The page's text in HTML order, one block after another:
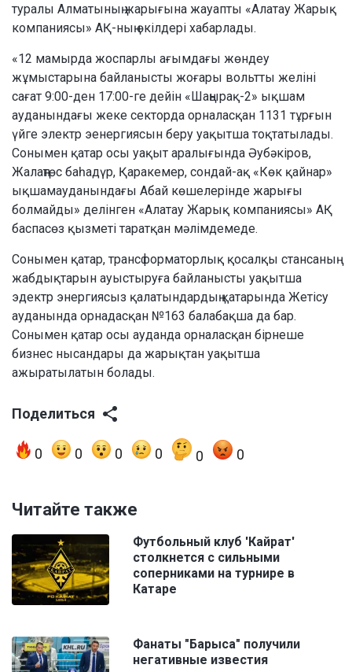
туралы Алматының жарығына жауапты «Алатау Жарық
компаниясы» АҚ-ның өкілдері хабарлады.
«12 мамырда жоспарлы ағымдағы жөндеу
жұмыстарына байланысты жоғары вольтты желіні
сағат 9:00-ден 17:00-ге дейін «Шаңырақ-2» ықшам
ауданындағы жеке секторда орналасқан 1131 тұрғын
үйге электр эенергиясын беру уақытша тоқтатылады.
Сонымен қатар осы уақыт аралығында Әубәкіров,
Жалаңтөс баһадүр, Қаракемер, сондай-ақ «Көк қайнар»
ықшамауданындағы Абай көшелерінде жарығы
болмайды» делінген «Алатау Жарық компаниясы» АҚ
баспасөз қызметі таратқан мәлімдемеде.
Сонымен қатар, трансформаторлық қосалқы стансаның
жабдықтарын ауыстыруға байланысты уақытша
эдектр энергиясыз қалатындардың қатарында Жетісу
ауданында орнадасқан №163 балабақша да бар.
Сонымен қатар осы ауданда орналасқан бірнеше
бизнес нысандары да жарықтан уақытша
ажыратылатын болады.
Поделиться
0 0 0 0 0 0
Читайте также
Футбольный клуб 'Кайрат'
столкнется с сильными
соперниками на турнире в
Катаре
Фанаты "Барыса" получили
негативные известия